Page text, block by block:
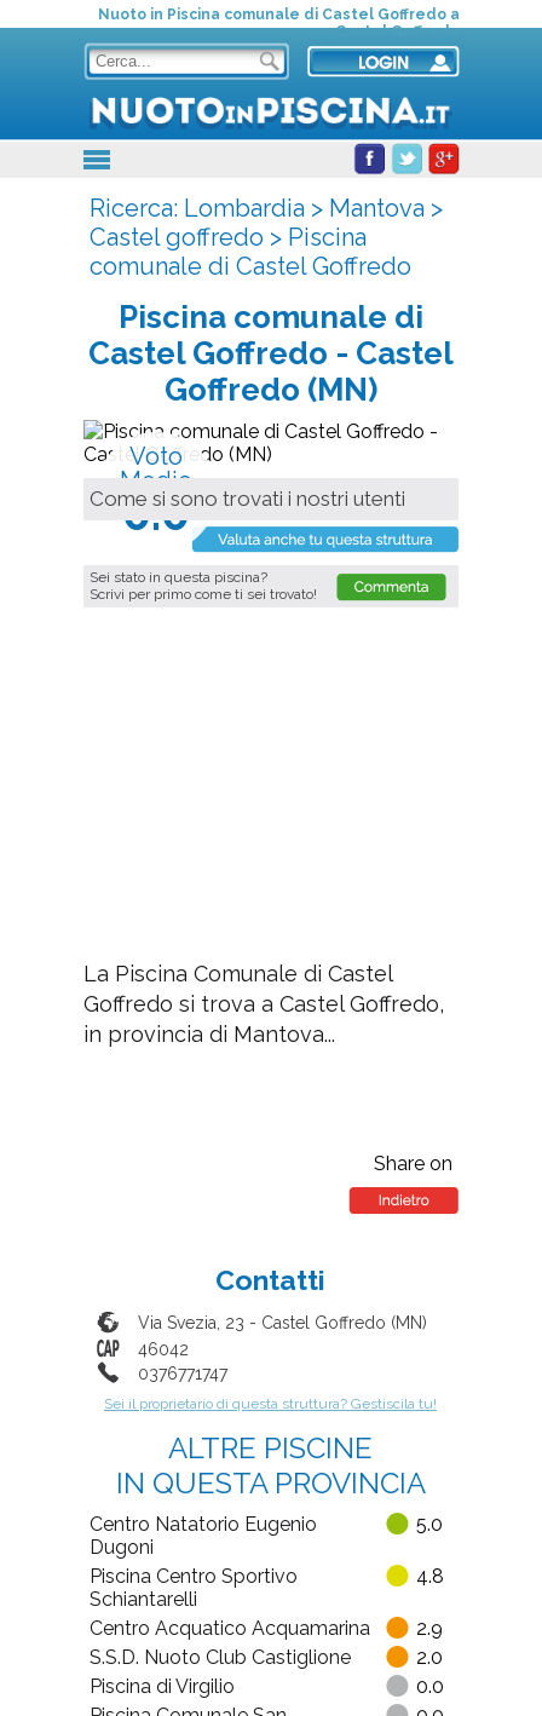
Nuoto in Piscina comunale di Castel Goffredo a
Castel Goffredo
Ricerca: Lombardia> Mantova>
Castel goffredo > Piscina
comunale di Castel Goffredo
Piscina comunale di
Castel Goffredo - Castel
Goffredo (MN)
Voto
Medio
0.0
Come si sono trovati i nostri utenti
Sei stato in questa piscina?
Scrivi per primo come ti sei trovato!
La Piscina Comunale di Castel
Goffredo si trova a Castel Goffredo,
in provincia di Mantova...
Share on
Contatti
Via Svezia, 23 - Castel Goffredo (MN)
46042
0376771747
Sei il proprietario di questa struttura? Gestiscila tu!
ALTRE PISCINE
IN QUESTA PROVINCIA
Centro Natatorio Eugenio
Dugoni
5.0
Piscina Centro Sportivo
Schiantarelli
4.8
Centro Acquatico Acquamarina
2.9
S.S.D. Nuoto Club Castiglione
2.0
Piscina di Virgilio
0.0